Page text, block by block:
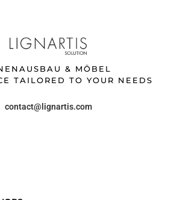
& MÖBEL
TAILORED TO YOUR NEEDS
contact@lignartis.com